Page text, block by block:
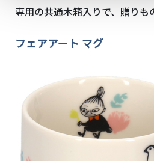
専用の共通木箱入りで、贈りも
フェアアート マグ